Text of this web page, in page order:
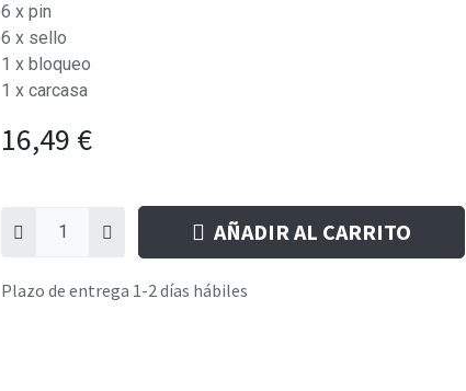
6 x pin
6 x sello
1 x bloqueo
1 x carcasa
16,49 €
AÑADIR AL CARRITO
Plazo de entrega 1-2 días hábiles